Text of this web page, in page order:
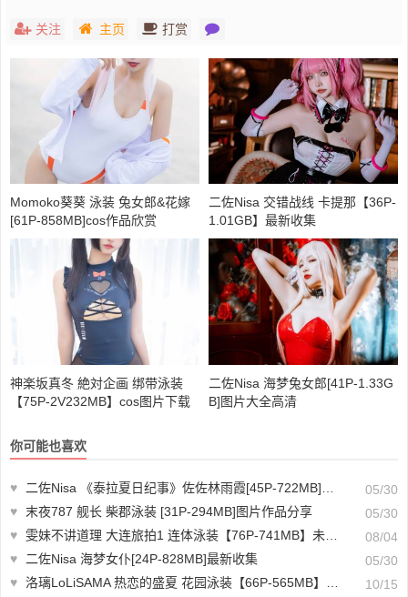
关注 主页 打赏
Momoko葵葵 泳装 兔女郎&花嫁
[61P-858MB]cos作品欣赏
二佐Nisa 交错战线 卡提那【36P-
1.01GB】最新收集
神楽坂真冬 絶対企画 绑带泳装
【75P-2V232MB】cos图片下载
二佐Nisa 海梦兔女郎[41P-1.33G
B]图片大全高清
你可能也喜欢
♥ 二佐Nisa 《泰拉夏日纪事》佐佐林雨霞[45P-722MB]非常漂亮
05/30
♥ 末夜787 舰长 柴郡泳装 [31P-294MB]图片作品分享
05/30
♥ 雯妹不讲道理 大连旅拍1 连体泳装【76P-741MB】未删减图片作品
08/04
♥
二佐Nisa 海梦女仆[24P-828MB]最新收集
05/30
♥
洛璃LoLiSAMA 热恋的盛夏 花园泳装【66P-565MB】图片作品分享
10/15